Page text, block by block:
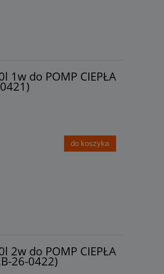
1w do POMP CIEPŁA
do koszyka
2w do POMP CIEPŁA
26-0422)